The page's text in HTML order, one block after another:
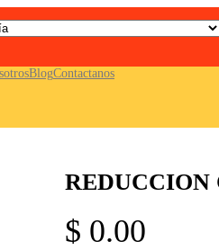
BlogContactanos
REDUCCION
$ 0.00